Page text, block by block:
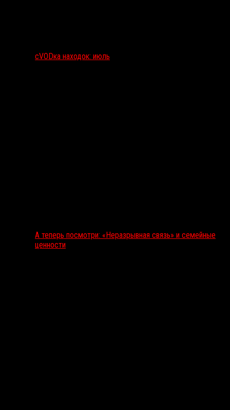
сVODка находок: июль
А теперь посмотри: «Неразрывная связь» и семейные
ценности